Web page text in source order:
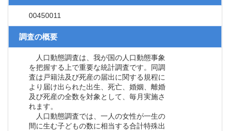
00450011
調査の概要
人口動態調査は、我が国の人口動態事象
を把握する上で重要な統計調査です。同調
査は戸籍法及び死産の届出に関する規程に
より届け出られた出生、死亡、婚姻、離婚
及び死産の全数を対象として、毎月実施さ
れます。
人口動態調査では、一人の女性が一生の
間に生む子どもの数に相当する合計特殊出